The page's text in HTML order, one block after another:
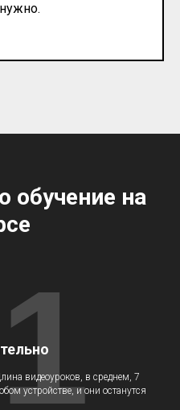
обучение на
видеоуроков, в среднем, 7
устройстве, и они останутся